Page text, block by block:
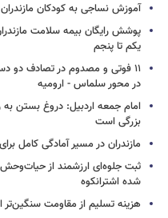
آموزش نساجی به کودکان مازندران
پوشش رایگان بیمه سلامت
یکم تا پنجم
۱۱ فوتی و مصدوم در تصادف دو
در محور سلماس - ارومیه
امام جمعه اردبیل: دروغ بستن به
بزرگی است
مازندران در مسیر آمادگی کامل
ثبت جلوه‌ای ارزشمند از
شده اشترانکوه
هزینه تسلیم از مقاومت